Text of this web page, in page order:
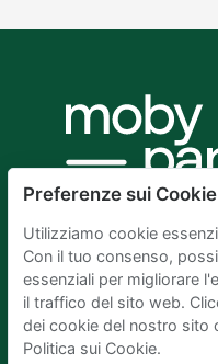
Preferenze sui Cookie
Utilizziamo cookie
Con il tuo consenso,
essenziali per migliorare
il traffico del sito web.
dei cookie del nostro sito
Politica sui Cookie.